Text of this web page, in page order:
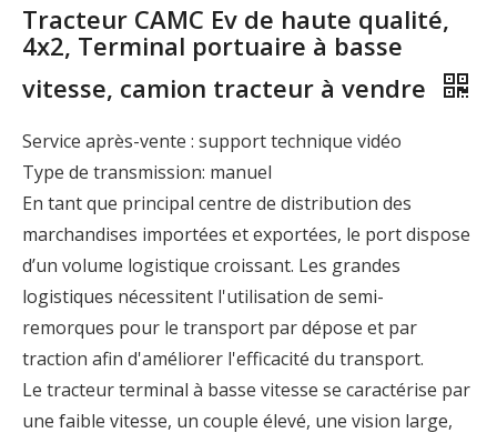
Tracteur CAMC Ev de haute qualité,
4x2, Terminal portuaire à basse
vitesse, camion tracteur à vendre
Service après-vente : support technique vidéo
Type de transmission: manuel
En tant que principal centre de distribution des
marchandises importées et exportées, le port dispose
d’un volume logistique croissant. Les grandes
logistiques nécessitent l'utilisation de semi-
remorques pour le transport par dépose et par
traction afin d'améliorer l'efficacité du transport.
Le tracteur terminal à basse vitesse se caractérise par
une faible vitesse, un couple élevé, une vision large,